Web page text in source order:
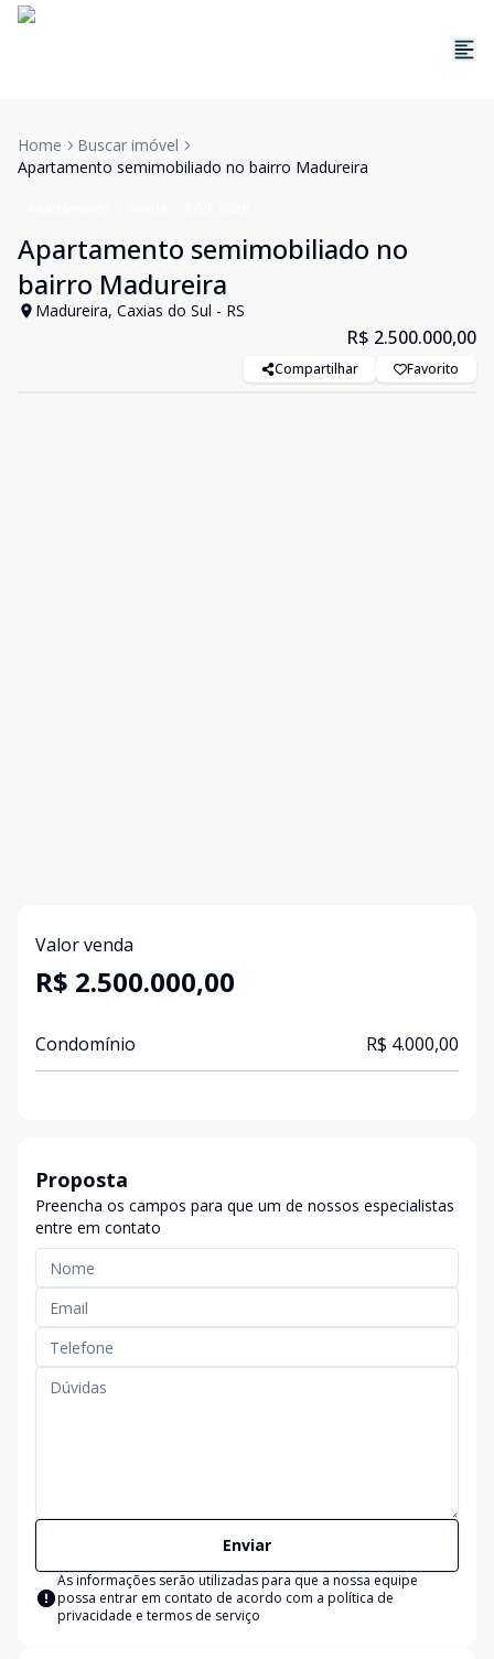
Home
Buscar imóvel
Apartamento semimobiliado no bairro Madureira
Apartamento semimobiliado no
bairro Madureira
Madureira, Caxias do Sul - RS
R$ 2.500.000,00
Compartilhar Favorito
Valor venda
R$ 2.500.000,00
Condomínio R$ 4.000,00
Proposta
Preencha os campos para que um de nossos especialistas
entre em contato
Enviar
As informações serão utilizadas para que a nossa equipe
possa entrar em contato de acordo com a política de
privacidade e termos de serviço